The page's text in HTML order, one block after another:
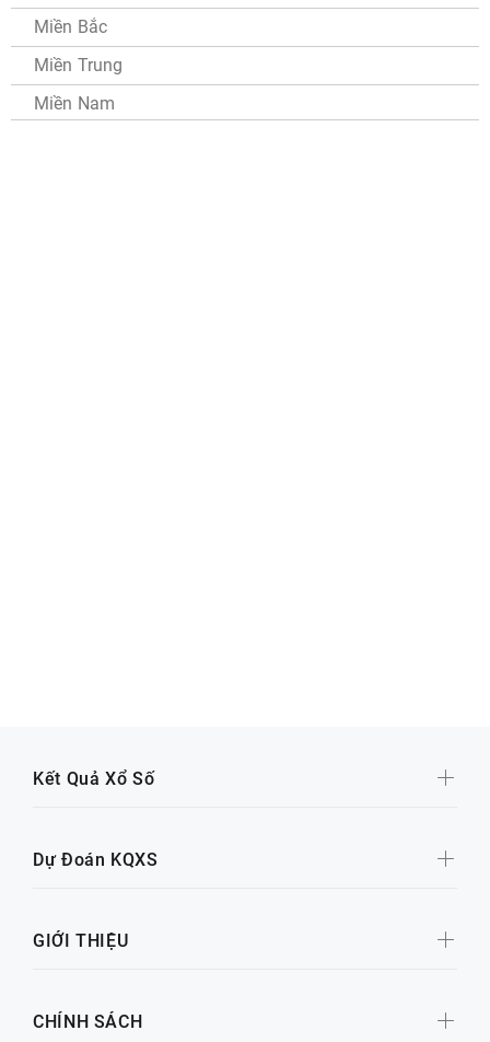
Miền Bắc
Miền Trung
Miền Nam
Kết Quả Xổ Số
Dự Đoán KQXS
GIỚI THIỆU
CHÍNH SÁCH